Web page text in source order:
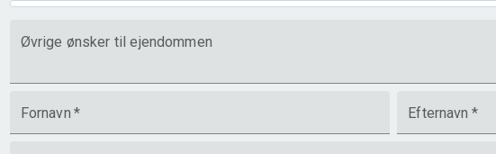
Øvrige ønsker til ejendommen
Fornavn * Efternavn *